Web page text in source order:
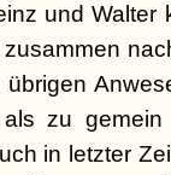
und Walter
zu gemein
in letzter